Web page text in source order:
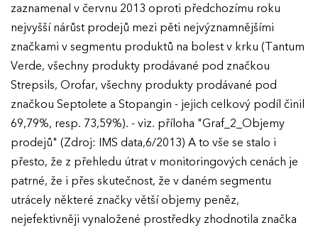
zaznamenal v červnu 2013 oproti předchozímu roku
nejvyšší nárůst prodejů mezi pěti nejvýznamnějšími
značkami v segmentu produktů na bolest v krku (Tantum
Verde, všechny produkty prodávané pod značkou
Strepsils, Orofar, všechny produkty prodávané pod
značkou Septolete a Stopangin - jejich celkový podíl činil
69,79%, resp. 73,59%). - viz. příloha "Graf_2_Objemy
prodejů" (Zdroj: IMS data,6/2013) A to vše se stalo i
přesto, že z přehledu útrat v monitoringových cenách je
patrné, že i přes skutečnost, že v daném segmentu
utrácely některé značky větší objemy peněz,
nejefektivněji vynaložené prostředky zhodnotila značka